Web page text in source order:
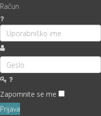
Račun
Zapomnite se me
Prijava